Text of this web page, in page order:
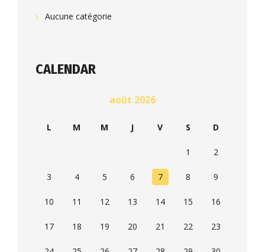
Aucune catégorie
CALENDAR
août 2026
L M M J V S D
1 2
3 4 5 6 7 8 9
10 11 12 13 14 15 16
17 18 19 20 21 22 23